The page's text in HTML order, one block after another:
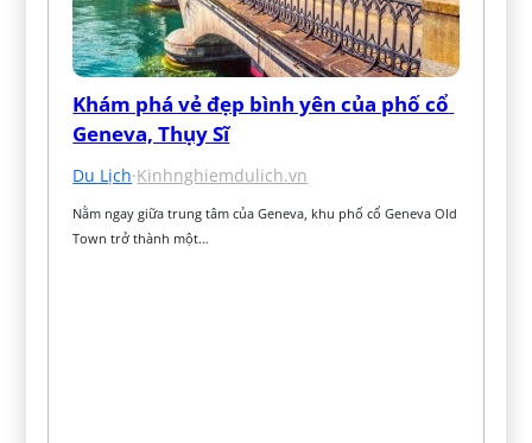
Khám phá vẻ đẹp bình yên của phố cổ
Geneva, Thụy Sĩ
Du Lịch·Kinhnghiemdulich.vn
Nằm ngay giữa trung tâm của Geneva, khu phố cổ Geneva Old
Town trở thành một…